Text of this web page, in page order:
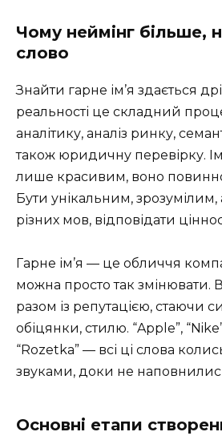
Чому неймінг більше,
слово
Знайти гарне ім’я здається
реальності це складний
аналітику, аналіз ринку,
також юридичну перевірку.
лише красивим, воно
Бути унікальним,
різних мов, відповідати
Гарне ім’я — це обличчя
можна просто так змінювати.
разом із репутацією, стаючи
обіцянки, стилю. “Apple”,
“Rozetka” — всі ці слова
звуками, доки не
Основні етапи